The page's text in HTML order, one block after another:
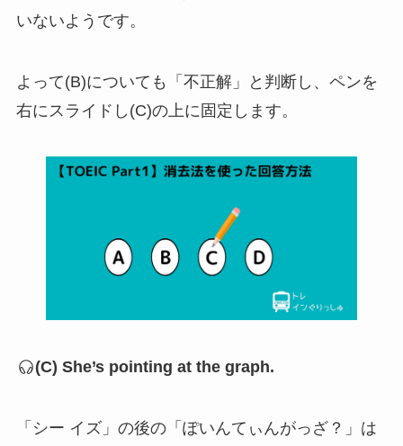
いないようです。
よって(B)についても「不正解」と判断し、ペンを
右にスライドし(C)の上に固定します。
(C) She’s pointing at the graph.
「シー イズ」の後の「ぽいんてぃんがっざ？」は